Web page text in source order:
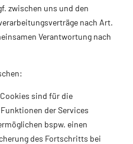
zwischen uns und den
nach Art.
Verantwortung nach
sind für die
der Services
bspw. einen
des Fortschritts bei